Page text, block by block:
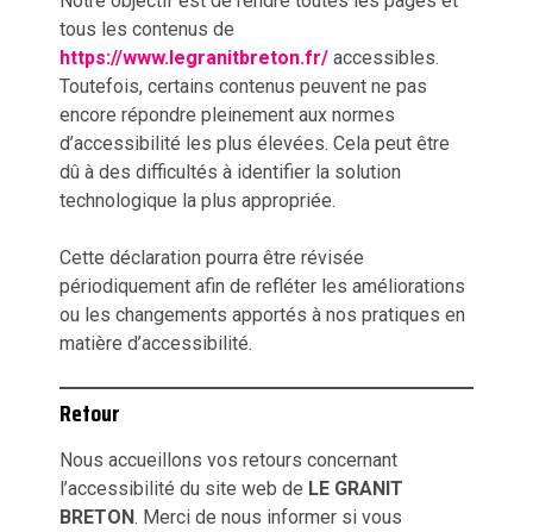
tous les contenus de
https://www.legranitbreton.fr/ accessibles.
Toutefois, certains contenus peuvent ne pas
encore répondre pleinement aux normes
d’accessibilité les plus élevées. Cela peut être
dû à des difficultés à identifier la solution
technologique la plus appropriée.
Cette déclaration pourra être révisée
périodiquement afin de refléter les améliorations
ou les changements apportés à nos pratiques en
matière d’accessibilité.
Retour
Nous accueillons vos retours concernant
l’accessibilité du site web de LE GRANIT
BRETON. Merci de nous informer si vous